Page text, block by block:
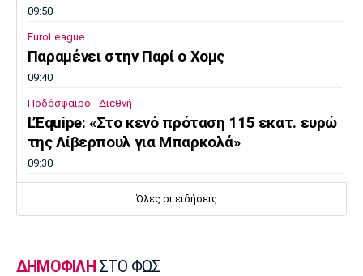
09:50
EuroLeague
Παραμένει στην Παρί ο Χομς
09:40
Ποδόσφαιρο - Διεθνή
L’Equipe: «Στο κενό πρόταση 115 εκατ. ευρώ
της Λίβερπουλ για Μπαρκολά»
09:30
Πήρε τον Γιρένκι με ποσό ρεκόρ η Κόβεντρι
Όλες οι ειδήσεις
ΔΗΜΟΦΙΛΗ ΣΤΟ ΦΩΣ